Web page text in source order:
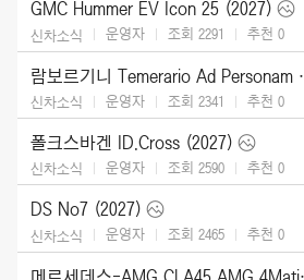
GMC Hummer EV Icon 25 (2027)
신차소식 운영자 조회 2291 추천 0
람보르
신차소식 운영자 조회 2341 추천 0
폴크스바겐 ID.Cross (2027)
신차소식 운영자 조회 2590 추천 0
DS No7 (2027)
신차소식 운영자 조회 2465 추천 0